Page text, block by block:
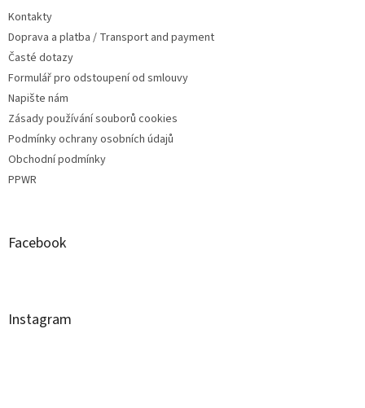
Kontakty
Doprava a platba / Transport and payment
Časté dotazy
Formulář pro odstoupení od smlouvy
Napište nám
Zásady používání souborů cookies
Podmínky ochrany osobních údajů
Obchodní podmínky
PPWR
Facebook
Instagram